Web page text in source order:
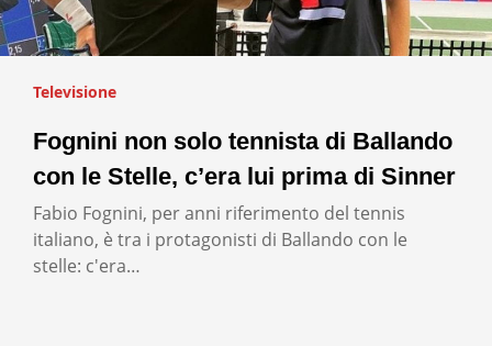
Televisione
Fognini non solo tennista di Ballando
con le Stelle, c’era lui prima di Sinner
Fabio Fognini, per anni riferimento del tennis
italiano, è tra i protagonisti di Ballando con le
stelle: c'era…